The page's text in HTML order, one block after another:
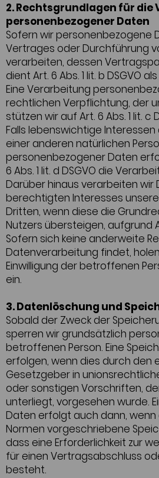
2. Rechtsgrundlagen für die
personenbezogener Daten
Sofern wir personenbezogene
Vertrages oder Durchführung
verarbeiten, dessen
dient Art. 6 Abs. 1 lit. b DSGVO
Eine Verarbeitung
rechtlichen Verpflichtung, der
stützen wir auf Art. 6 Abs. 1 lit. c
Falls lebenswichtige
einer anderen natürlichen
personenbezogener Daten
6 Abs. 1 lit. d DSGVO die
Darüber hinaus verarbeiten wir
berechtigten Interesses
Dritten, wenn diese die
Nutzers übersteigen, aufgrund
Sofern sich keine anderweite
Datenverarbeitung findet,
Einwilligung der betroffenen
ein.
3. Datenlöschung und
Sobald der Zweck der
sperren wir grundsätzlich
betroffenen Person. Eine
erfolgen, wenn dies durch
Gesetzgeber in
oder sonstigen Vorschriften,
unterliegt, vorgesehen wurde.
Daten erfolgt auch dann,
Normen vorgeschriebene
dass eine Erforderlichkeit zur
für einen Vertragsabschluss
besteht.